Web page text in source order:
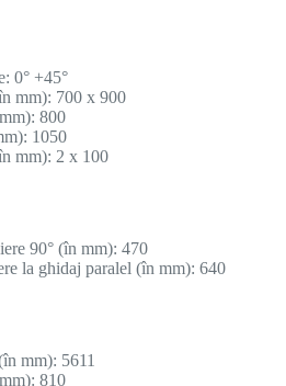
0° +45°
mm): 700 x 900
800
1050
mm): 2 x 100
90° (în mm): 470
la ghidaj paralel (în mm): 640
mm): 5611
810